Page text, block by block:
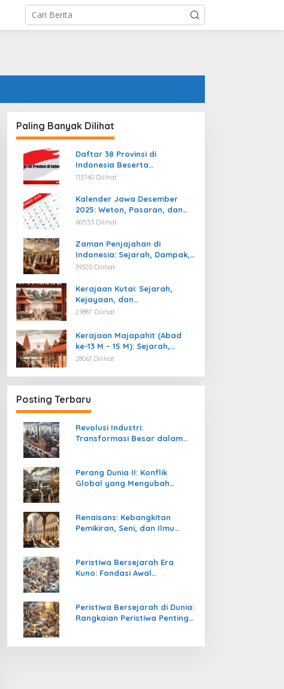
Paling Banyak Dilihat
Daftar 38 Provinsi di
Indonesia Beserta
Ibukotanya Terbaru
113740 Dilihat
Kalender Jawa Desember
2025: Weton, Pasaran, dan
Hari Baik
60553 Dilihat
Zaman Penjajahan di
Indonesia: Sejarah, Dampak,
dan Perjuangan Menuju
39320 Dilihat
Kerajaan Kutai: Sejarah,
Kejayaan, dan
Peninggalannya (Abad ke-4
29887 Dilihat
Kerajaan Majapahit (Abad
ke-13 M – 15 M): Sejarah,
Kejayaan, dan
28061 Dilihat
Posting Terbaru
Revolusi Industri:
Transformasi Besar dalam
Perang Dunia II: Konflik
Global yang Mengubah
Renaisans: Kebangkitan
Pemikiran, Seni, dan Ilmu
Peristiwa Bersejarah Era
Kuno: Fondasi Awal
Peristiwa Bersejarah di Dunia:
Rangkaian Peristiwa Penting